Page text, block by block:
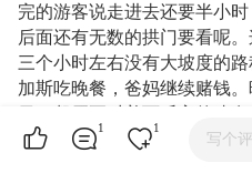
完的游客说走进去还要半小
后面还有无数的拱门要看呢
三个小时左右没有大坡度的
加斯吃晚餐，爸妈继续赌钱
1 1
写个